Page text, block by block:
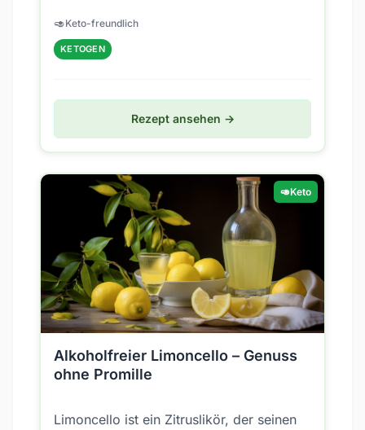
besteht aus...
🥑Keto-freundlich
KETOGEN
Rezept ansehen →
🥑Keto
Alkoholfreier Limoncello – Genuss
ohne Promille
Limoncello ist ein Zitruslikör, der seinen